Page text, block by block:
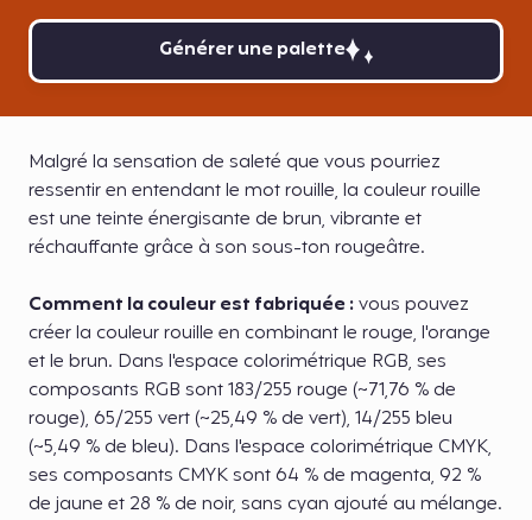
Générer une palette
Malgré la sensation de saleté que vous pourriez
ressentir en entendant le mot rouille, la couleur rouille
est une teinte énergisante de brun, vibrante et
réchauffante grâce à son sous-ton rougeâtre.
Comment la couleur est fabriquée :vous pouvez
créer la couleur rouille en combinant le rouge, l'orange
et le brun. Dans l'espace colorimétrique RGB, ses
composants RGB sont 183/255 rouge (~71,76 % de
rouge), 65/255 vert (~25,49 % de vert), 14/255 bleu
(~5,49 % de bleu). Dans l'espace colorimétrique CMYK,
ses composants CMYK sont 64 % de magenta, 92 %
de jaune et 28 % de noir, sans cyan ajouté au mélange.